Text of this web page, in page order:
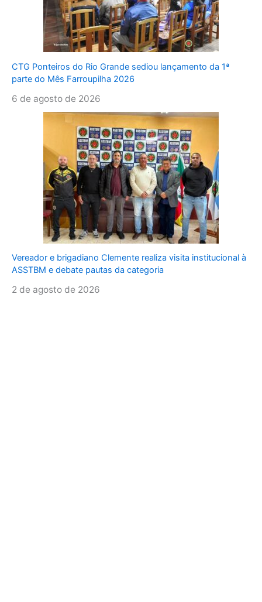
CTG Ponteiros do Rio Grande sediou lançamento da 1ª
parte do Mês Farroupilha 2026
6 de agosto de 2026
Vereador e brigadiano Clemente realiza visita institucional à
ASSTBM e debate pautas da categoria
2 de agosto de 2026